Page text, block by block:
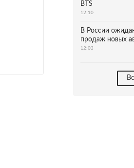
BTS
12:10
В России
продаж новых
12:03